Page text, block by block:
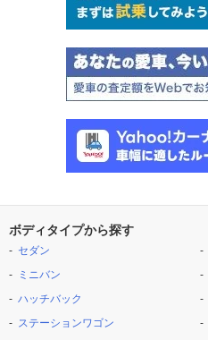
ボディタイプから探す
セダン
ミニバン
ハッチバック
ステーションワゴン